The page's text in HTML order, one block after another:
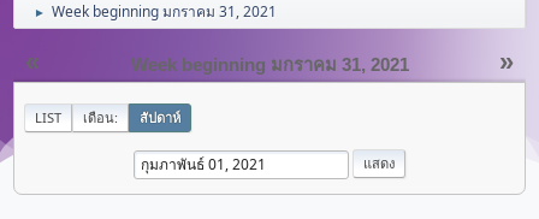
► Week beginning มกราคม 31, 2021
« »
Week beginning มกราคม 31, 2021
LIST เดือน: สัปดาห์